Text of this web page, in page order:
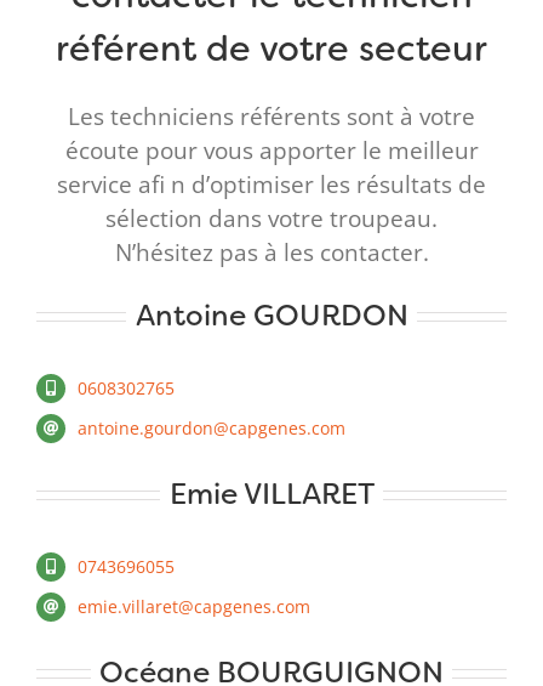
référent de votre secteur
Les techniciens référents sont à votre
écoute pour vous apporter le meilleur
service afi n d’optimiser les résultats de
sélection dans votre troupeau.
N’hésitez pas à les contacter.
Antoine GOURDON
0608302765
antoine.gourdon@capgenes.com
Emie VILLARET
0743696055
emie.villaret@capgenes.com
Océane BOURGUIGNON